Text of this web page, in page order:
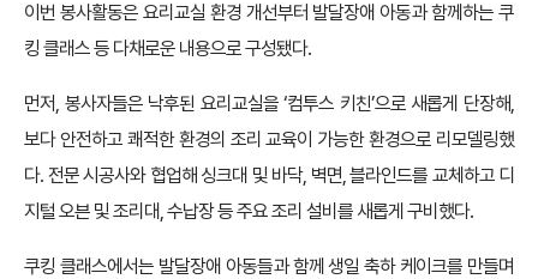
이번 봉사활동은 요리교실 환경 개선부터 발달장애 아동과 함께하는 쿠
킹 클래스 등 다채로운 내용으로 구성됐다.
먼저, 봉사자들은 낙후된 요리교실을 ‘컴투스 키친’으로 새롭게 단장해,
보다 안전하고 쾌적한 환경의 조리 교육이 가능한 환경으로 리모델링했
다. 전문 시공사와 협업해 싱크대 및 바닥, 벽면, 블라인드를 교체하고 디
지털 오븐 및 조리대, 수납장 등 주요 조리 설비를 새롭게 구비했다.
쿠킹 클래스에서는 발달장애 아동들과 함께 생일 축하 케이크를 만들며